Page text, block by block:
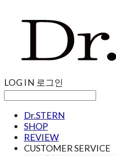
LOG IN 로그인
Dr.STERN
SHOP
REVIEW
CUSTOMER SERVICE